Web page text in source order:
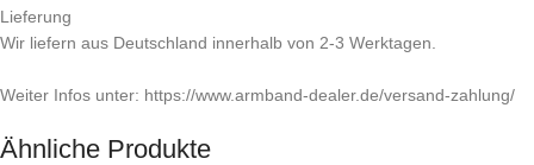
Lieferung
Wir liefern aus Deutschland innerhalb von 2-3 Werktagen.
Weiter Infos unter: https://www.armband-dealer.de/versand-zahlung/
Ähnliche Produkte